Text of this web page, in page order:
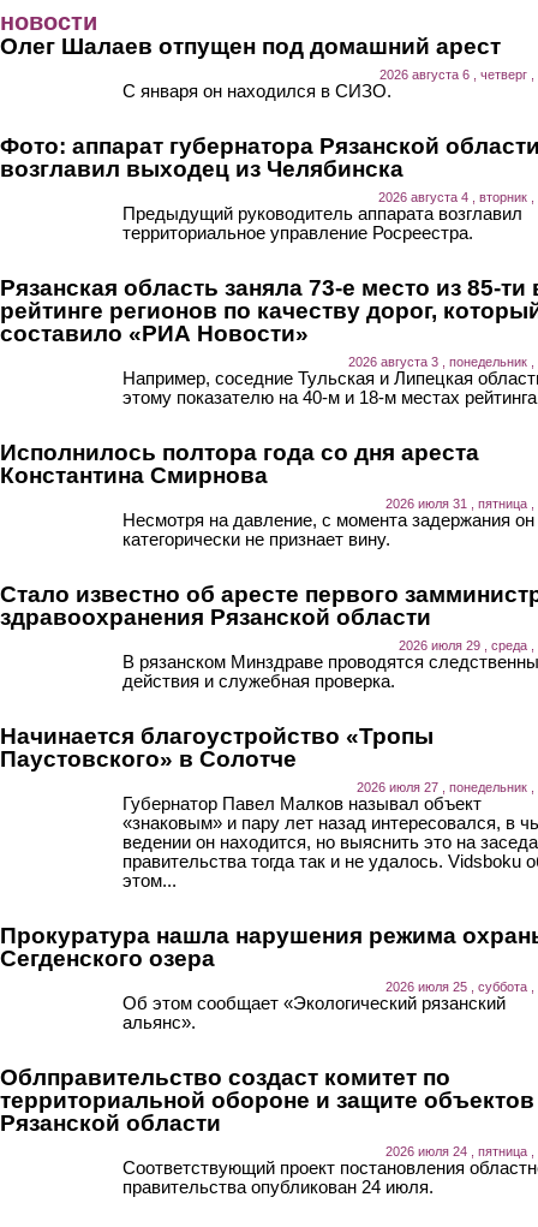
новости
Олег Шалаев отпущен под домашний арест
2026 августа 6 , четверг
С января он находился в СИЗО.
Фото: аппарат губернатора Рязанской
возглавил выходец из Челябинска
2026 августа 4 , вторник
Предыдущий руководитель аппарата возглавил
территориальное управление Росреестра.
Рязанская область заняла 73-е место из 85-ти
рейтинге регионов по качеству дорог,
составило «РИА Новости»
2026 августа 3 , понедельник ,
Например, соседние Тульская и Липецкая
этому показателю на 40-м и 18-м местах
Исполнилось полтора года со дня ареста
Константина Смирнова
2026 июля 31 , пятница ,
Несмотря на давление, с момента задержания он
категорически не признает вину.
Стало известно об аресте первого
здравоохранения Рязанской области
2026 июля 29 , среда ,
В рязанском Минздраве проводятся
действия и служебная проверка.
Начинается благоустройство «Тропы
Паустовского» в Солотче
2026 июля 27 , понедельник ,
Губернатор Павел Малков называл объект
«знаковым» и пару лет назад интересовался, в
ведении он находится, но выяснить это на
правительства тогда так и не удалось. Vidsboku
этом...
Прокуратура нашла нарушения режима
Сегденского озера
2026 июля 25 , суббота ,
Об этом сообщает «Экологический рязанский
альянс».
Облправительство создаст комитет по
территориальной обороне и защите объектов
Рязанской области
2026 июля 24 , пятница ,
Соответствующий проект постановления
правительства опубликован 24 июля.